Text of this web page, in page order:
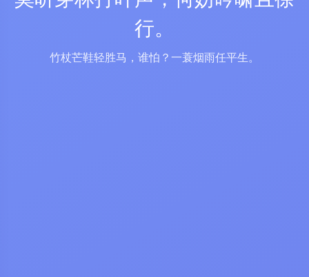
行。
竹杖芒鞋轻胜马，谁怕？一蓑烟雨任平生。